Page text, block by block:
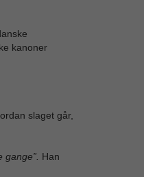
kanoner
slaget går,
Han